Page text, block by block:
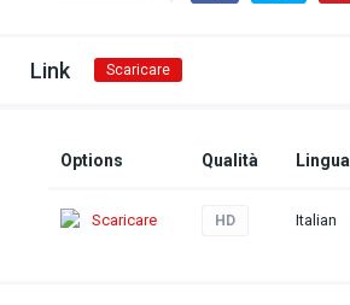
Link Scaricare
Options Qualità Lingua
Scaricare HD Italian